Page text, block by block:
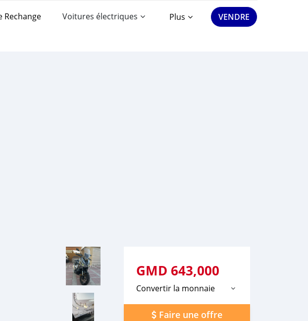
Rechange Voitures électriques Plus VENDRE
GMD 643,000
Convertir la monnaie
Faire une offre